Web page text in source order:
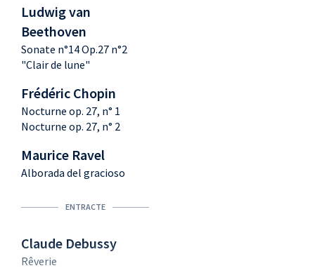
Ludwig van
Beethoven
Sonate n°14 Op.27 n°2
"Clair de lune"
Frédéric Chopin
Nocturne op. 27, n° 1
Nocturne op. 27, n° 2
Maurice Ravel
Alborada del gracioso
ENTRACTE
Claude Debussy
Rêverie